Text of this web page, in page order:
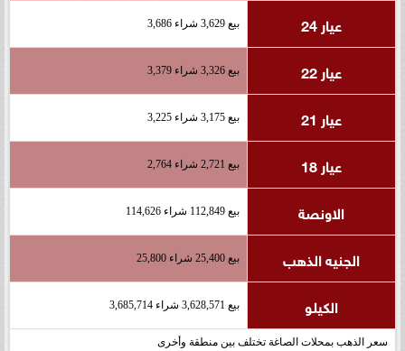
عيار 24
بيع 3,629 شراء 3,686
عيار 22 بيع 3,326 شراء 3,379
عيار 21 بيع 3,175 شراء 3,225
عيار 18 بيع 2,721 شراء 2,764
الاونصة بيع 112,849 شراء 114,626
الجنيه الذهب بيع 25,400 شراء 25,800
الكيلو بيع 3,628,571 شراء 3,685,714
سعر الذهب بمحلات الصاغة تختلف بين منطقة وأخرى